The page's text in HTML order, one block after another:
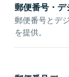
郵便番号・
郵便番号とデ
を提供。